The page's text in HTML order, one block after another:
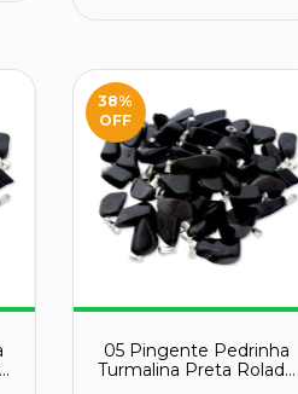
38%
OFF
05 Pingente Pedrinha
Turmalina Preta Rolado